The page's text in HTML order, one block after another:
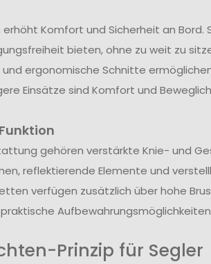
Komfort und Sicherheit an Bord.
bieten, ohne zu weit zu
ergonomische Schnitte
Einsätze sind Komfort und
gehören verstärkte Knie- und
reflektierende Elemente und
verfügen zusätzlich über hohe
Prinzip für Segler